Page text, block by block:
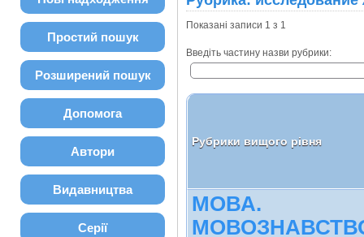
Простий пошук
Розширений пошук
Допомога
Автори
Видавництва
Серії
Показані записи 1 з 1
Введіть частину назви рубрики:
Рубрики вищого рівня
МОВА.